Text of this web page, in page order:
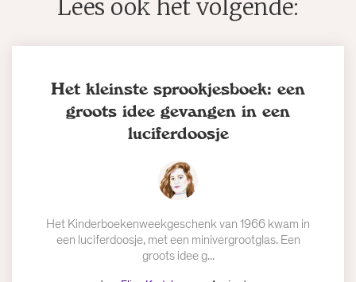
Lees ook het volgende:
Het kleinste sprookjesboek: een
groots idee gevangen in een
luciferdoosje
Het Kinderboekenweekgeschenk van 1966 kwam in
een luciferdoosje, met een minivergrootglas. Een
groots idee g...